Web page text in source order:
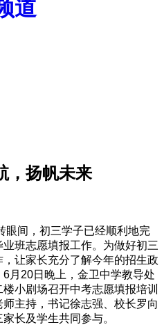
道
，扬帆未来
间，初三学子已经顺利地完
班志愿填报工作。为做好初三
让家长充分了解今年的招生政
月20日晚上，金卫中学教导处
小剧场召开中考志愿填报培训
主持，书记徐志强、校长罗向
长及学生共同参与。